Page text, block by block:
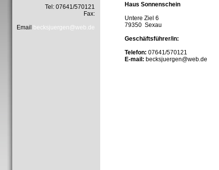
Tel: 07641/570121
Fax:
Email
becksjuergen@web.de
Haus Sonnenschein
Untere Ziel 6
79350 Sexau
Geschäftsführer/in:
Telefon: 07641/570121
E-mail: becksjuergen@web.de